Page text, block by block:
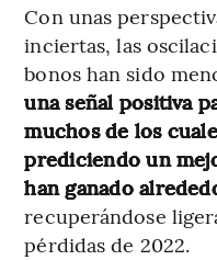
Con unas
inciertas, las
bonos han sido
una señal positiva
muchos de los
prediciendo un
han ganado
recuperándose
pérdidas de 2022.